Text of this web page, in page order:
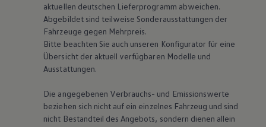
aktuellen deutschen Lieferprogramm abweichen.
Abgebildet sind teilweise Sonderausstattungen der
Fahrzeuge gegen Mehrpreis.
Bitte beachten Sie auch unseren Konfigurator für eine
Übersicht der aktuell verfügbaren Modelle und
Ausstattungen.
Die angegebenen Verbrauchs- und Emissionswerte
beziehen sich nicht auf ein einzelnes Fahrzeug und sind
nicht Bestandteil des Angebots, sondern dienen allein